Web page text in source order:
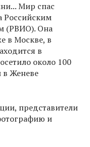
Мир спас
Российским
(РВИО). Она
в Москве, в
в
около 100
в Женеве
представители
и